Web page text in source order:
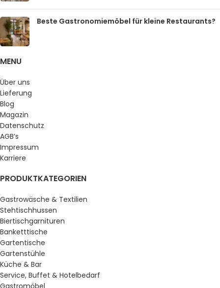
Beste Gastronomiemöbel für kleine Restaurants?
MENU
Über uns
Lieferung
Blog
Magazin
Datenschutz
AGB’s
Impressum
Karriere
PRODUKTKATEGORIEN
Gastrowäsche & Textilien
Stehtischhussen
Biertischgarnituren
Banketttische
Gartentische
Gartenstühle
Küche & Bar
Service, Buffet & Hotelbedarf